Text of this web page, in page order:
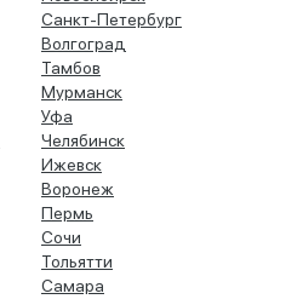
Санкт-Петербург
Волгоград
Тамбов
Мурманск
Уфа
Челябинск
Ижевск
Воронеж
Пермь
Сочи
Тольятти
Самара